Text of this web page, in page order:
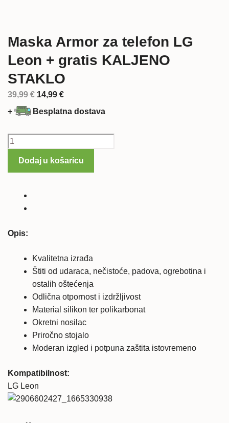
Maska Armor za telefon LG
Leon + gratis KALJENO
STAKLO
39,99€ Izvorna
cijena
je:
14,99 €Trenutna
cijena
14,99 €.
+ Besplatna dostava
Maska
gratis
STAKLO
količina
Dodaj u košaricu
Opis:
Kvalitetna izrađa
Štiti od udaraca, nečistoće, padova, ogrebotina i
ostalih oštećenja
Odlična otpornost i izdržljivost
Material silikon ter polikarbonat
Okretni nosilac
Priročno stojalo
Moderan izgled i potpuna zaštita istovremeno
Kompatibilnost:
LG Leon